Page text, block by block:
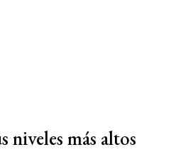
niveles más altos